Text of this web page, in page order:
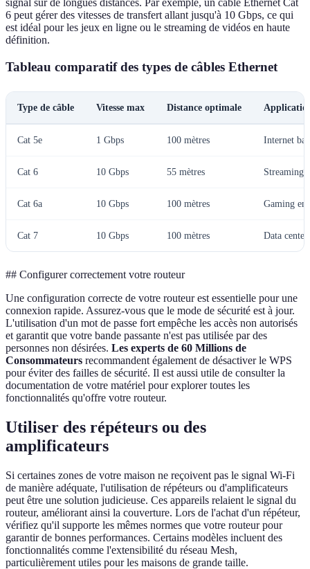
signal sur de longues distances. Par exemple, un câble Ethernet Cat
6 peut gérer des vitesses de transfert allant jusqu'à 10 Gbps, ce qui
est idéal pour les jeux en ligne ou le streaming de vidéos en haute
définition.
Tableau comparatif des types de câbles Ethernet
Type de câble Vitesse max Distance optimale
Cat 5e 1 Gbps 100 mètres Internet
Cat 6 10 Gbps 55 mètres Streaming
Cat 6a 10 Gbps 100 mètres Gaming en
Cat 7 10 Gbps 100 mètres Data
## Configurer correctement votre routeur
Une configuration correcte de votre routeur est essentielle pour une
connexion rapide. Assurez-vous que le mode de sécurité est à jour.
L'utilisation d'un mot de passe fort empêche les accès non autorisés
et garantit que votre bande passante n'est pas utilisée par des
personnes non désirées. Les experts de 60 Millions de
Consommateurs recommandent également de désactiver le WPS
pour éviter des failles de sécurité. Il est aussi utile de consulter la
documentation de votre matériel pour explorer toutes les
fonctionnalités qu'offre votre routeur.
Utiliser des répéteurs ou des
amplificateurs
Si certaines zones de votre maison ne reçoivent pas le signal Wi-Fi
de manière adéquate, l'utilisation de répéteurs ou d'amplificateurs
peut être une solution judicieuse. Ces appareils relaient le signal du
routeur, améliorant ainsi la couverture. Lors de l'achat d'un répéteur,
vérifiez qu'il supporte les mêmes normes que votre routeur pour
garantir de bonnes performances. Certains modèles incluent des
fonctionnalités comme l'extensibilité du réseau Mesh,
particulièrement utiles pour les maisons de grande taille.